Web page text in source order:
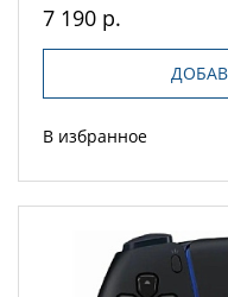
7 190 р.
В избранное